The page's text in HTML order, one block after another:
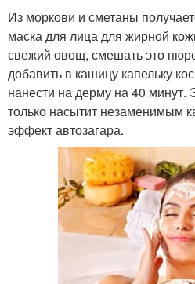
Из моркови и сметаны
маска для лица для жирной
свежий овощ, смешать это
добавить в кашицу капельку
нанести на дерму на 40 минут.
только насытит незаменимым
эффект автозагара.